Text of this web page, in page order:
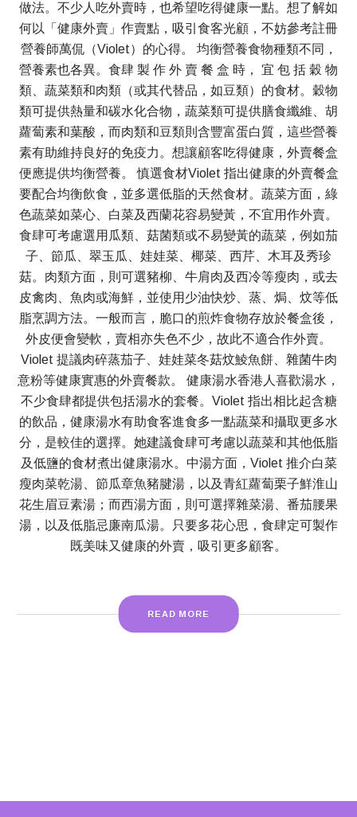
做法。不少人吃外賣時，也希望吃得健康一點。想了解如
何以「健康外賣」作賣點，吸引食客光顧，不妨參考註冊
營養師萬侃（Violet）的心得。 均衡營養食物種類不同，
營養素也各異。食肆 製 作 外 賣 餐 盒 時， 宜 包 括 穀 物
類、蔬菜類和肉類（或其代替品，如豆類）的食材。穀物
類可提供熱量和碳水化合物，蔬菜類可提供膳食纖維、胡
蘿蔔素和葉酸，而肉類和豆類則含豐富蛋白質，這些營養
素有助維持良好的免疫力。想讓顧客吃得健康，外賣餐盒
便應提供均衡營養。 慎選食材Violet 指出健康的外賣餐盒
要配合均衡飲食，並多選低脂的天然食材。蔬菜方面，綠
色蔬菜如菜心、白菜及西蘭花容易變黃，不宜用作外賣。
食肆可考慮選用瓜類、菇菌類或不易變黃的蔬菜，例如茄
子、節瓜、翠玉瓜、娃娃菜、椰菜、西芹、木耳及秀珍
菇。肉類方面，則可選豬柳、牛肩肉及西冷等瘦肉，或去
皮禽肉、魚肉或海鮮，並使用少油快炒、蒸、焗、炆等低
脂烹調方法。一般而言，脆口的煎炸食物存放於餐盒後，
外皮便會變軟，賣相亦失色不少，故此不適合作外賣。
Violet 提議肉碎蒸茄子、娃娃菜冬菇炆鯪魚餅、雜菌牛肉
意粉等健康實惠的外賣餐款。 健康湯水香港人喜歡湯水，
不少食肆都提供包括湯水的套餐。Violet 指出相比起含糖
的飲品，健康湯水有助食客進食多一點蔬菜和攝取更多水
分，是較佳的選擇。她建議食肆可考慮以蔬菜和其他低脂
及低鹽的食材煮出健康湯水。中湯方面，Violet 推介白菜
瘦肉菜乾湯、節瓜章魚豬腱湯，以及青紅蘿蔔栗子鮮淮山
花生眉豆素湯；而西湯方面，則可選擇雜菜湯、番茄腰果
湯，以及低脂忌廉南瓜湯。只要多花心思，食肆定可製作
既美味又健康的外賣，吸引更多顧客。
READ MORE